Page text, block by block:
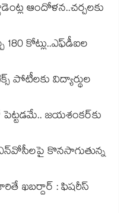
ఆందోళన..చర్చలకు
180 కోట్లు..ఎఫ్‌‌‌‌‌‌‌‌డీఐల
పోటీలకు విద్యార్థుల
జయశంకర్‌‌కు
కొనసాగుతున్న
ఖబర్దార్ : ఫిషరీస్